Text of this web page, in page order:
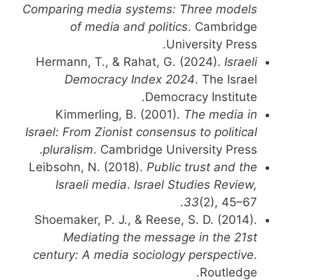
Comparing media systems: Three models
of media and politics. Cambridge
University Press.
Hermann, T., & Rahat, G. (2024). Israeli
Democracy Index 2024. The Israel
Democracy Institute.
Kimmerling, B. (2001). The media in
Israel: From Zionist consensus to political
pluralism. Cambridge University Press.
Leibsohn, N. (2018). Public trust and the
Israeli media. Israel Studies Review,
33(2), 45–67.
Shoemaker, P. J., & Reese, S. D. (2014).
Mediating the message in the 21st
century: A media sociology perspective.
Routledge.